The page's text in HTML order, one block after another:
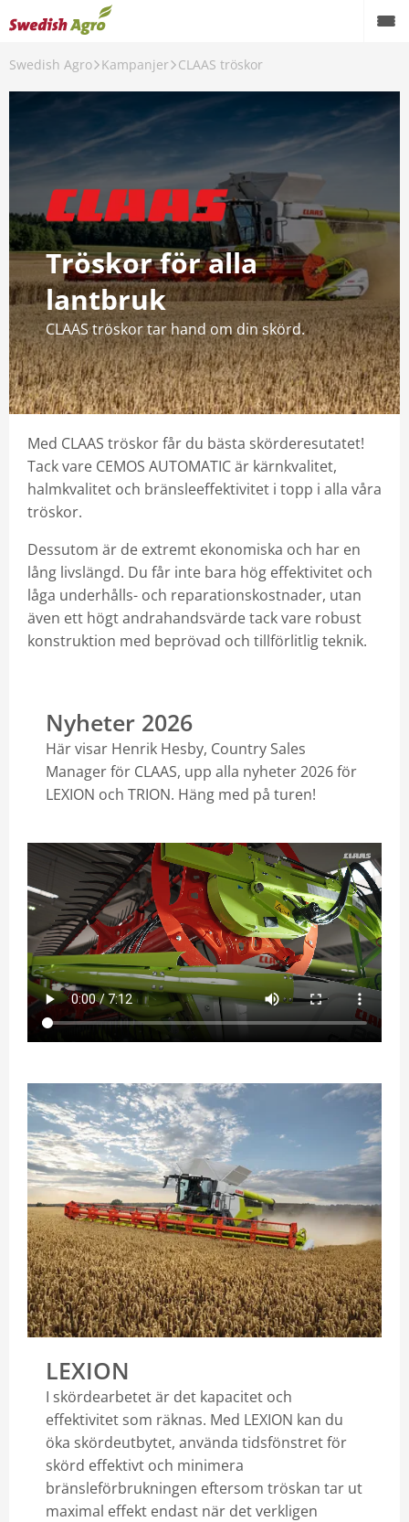
Swedish Agro Kampanjer CLAAS tröskor
Tröskor för alla
lantbruk
CLAAS tröskor tar hand om din skörd.
Med CLAAS tröskor får du bästa skörderesutatet!
Tack vare CEMOS AUTOMATIC är kärnkvalitet,
halmkvalitet och bränsleeffektivitet i topp i alla våra
tröskor.
Dessutom är de extremt ekonomiska och har en
lång livslängd. Du får inte bara hög effektivitet och
låga underhålls- och reparationskostnader, utan
även ett högt andrahandsvärde tack vare robust
konstruktion med beprövad och tillförlitlig teknik.
Nyheter 2026
Här visar Henrik Hesby, Country Sales
Manager för CLAAS, upp alla nyheter 2026 för
LEXION och TRION. Häng med på turen!
LEXION
I skördearbetet är det kapacitet och
effektivitet som räknas. Med LEXION kan du
öka skördeutbytet, använda tidsfönstret för
skörd effektivt och minimera
bränsleförbrukningen eftersom tröskan tar ut
maximal effekt endast när det verkligen
Växtodling
Foder
Maskiner
Butik
Aktuellt
Kampanjer
Karriär
Om oss
Kontakt
Mina sidor